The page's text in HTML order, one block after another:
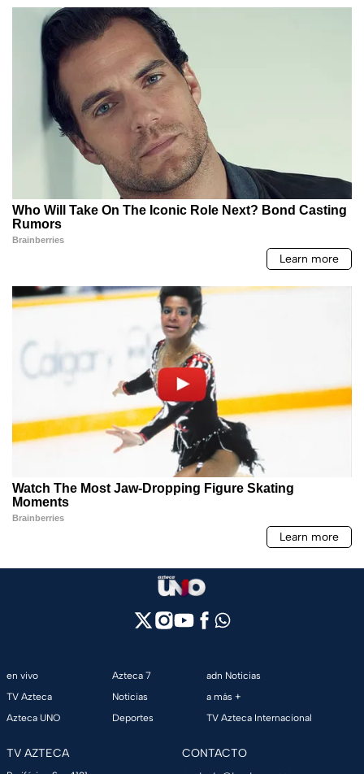
en vivo
TV Azteca
Azteca UNO
Azteca 7
Noticias
Deportes
adn Noticias
a más +
TV Azteca Internacional
TV AZTECA CONTACTO